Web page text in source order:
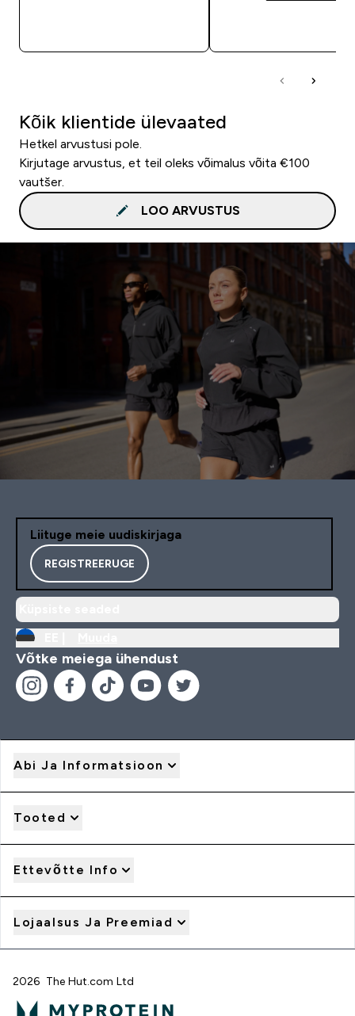
Kõik klientide ülevaated
Hetkel arvustusi pole.
Kirjutage arvustus, et teil oleks võimalus võita €100
vautšer.
LOO ARVUSTUS
Liituge meie uudiskirjaga
REGISTREERUGE
Võtke meiega ühendust
Abi Ja Informatsioon
Tooted
Ettevõtte Info
Lojaalsus Ja Preemiad
2026 The Hut.com Ltd